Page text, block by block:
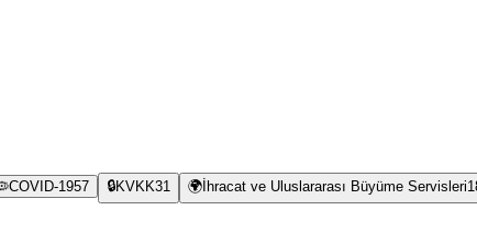
COVID-1957 🔒KVKK31 🌍 İhracat ve Uluslararası Büyüme Servisleri